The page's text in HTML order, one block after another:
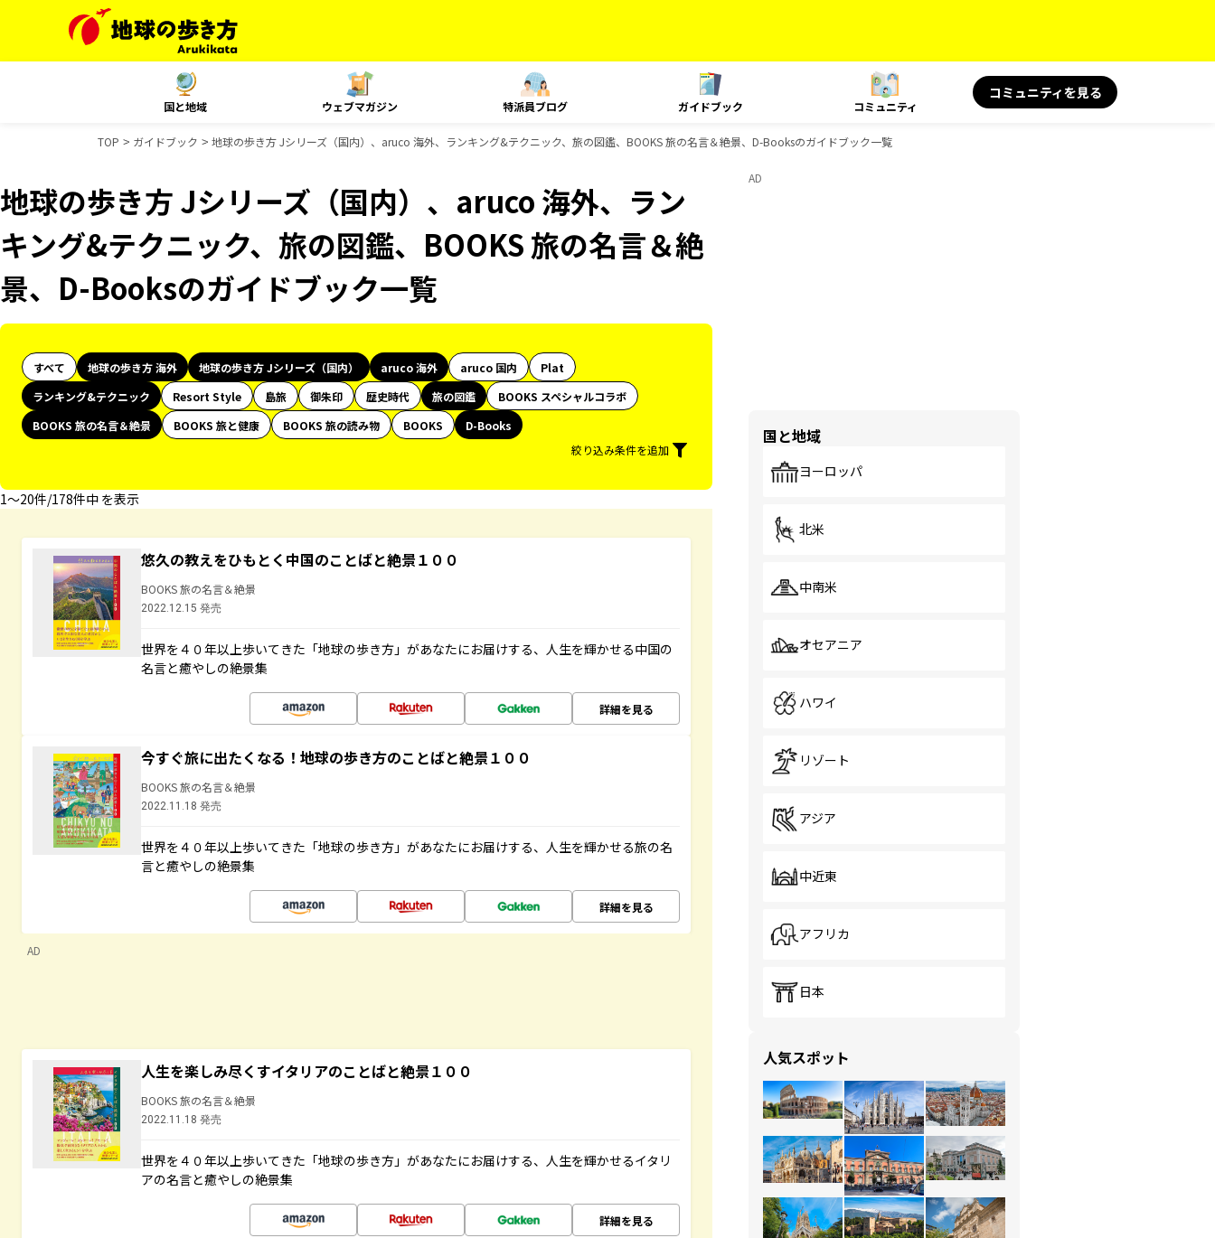
国と地域 ウェブマガジン 特派員ブログ ガイドブック コミュニティ
コミュニティを見る
TOP ガイドブック 地球の歩き方 Jシリーズ（国内）、aruco 海外、ランキング&テクニック、旅の図鑑、BOOKS 旅の名言＆絶景、D-Booksのガイドブック一覧
地球の歩き方 Jシリーズ（国内）、aruco 海外、ラン
キング&テクニック、旅の図鑑、BOOKS 旅の名言＆絶
景、D-Booksのガイドブック一覧
すべて 地球の歩き方 海外 地球の歩き方 Jシリーズ（国内） aruco 海外 aruco 国内
Plat
ランキング&テクニック
Resort Style 島旅 御朱印 歴史時代 旅の図鑑
BOOKS スペシャルコラボ
BOOKS 旅の名言＆絶景
BOOKS 旅と健康 BOOKS 旅の読み物 BOOKS
D-Books
絞り込み条件を追加
1〜20件/178件中 を表示
悠久の教えをひもとく中国のことばと絶景１００
BOOKS 旅の名言＆絶景
2022.12.15 発売
世界を４０年以上歩いてきた「地球の歩き方」があなたにお届けする、人生を輝かせる中国の
名言と癒やしの絶景集
詳細を見る
今すぐ旅に出たくなる！地球の歩き方のことばと絶景１００
BOOKS 旅の名言＆絶景
2022.11.18 発売
世界を４０年以上歩いてきた「地球の歩き方」があなたにお届けする、人生を輝かせる旅の名
言と癒やしの絶景集
詳細を見る
AD
人生を楽しみ尽くすイタリアのことばと絶景１００
BOOKS 旅の名言＆絶景
2022.11.18 発売
世界を４０年以上歩いてきた「地球の歩き方」があなたにお届けする、人生を輝かせるイタリ
アの名言と癒やしの絶景集
詳細を見る
AD
国と地域
ヨーロッパ
北米
中南米
オセアニア
ハワイ
リゾート
アジア
中近東
アフリカ
日本
人気スポット